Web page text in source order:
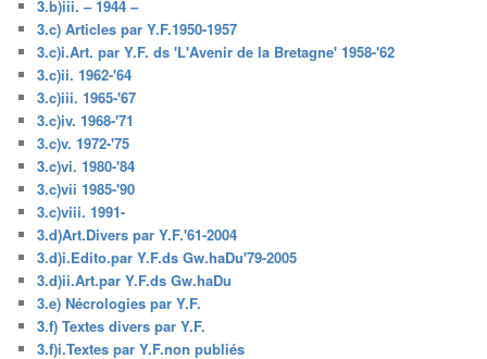
3.b)iii. – 1944 –
3.c) Articles par Y.F.1950-1957
3.c)i.Art. par Y.F. ds 'L'Avenir de la Bretagne' 1958-'62
3.c)ii. 1962-'64
3.c)iii. 1965-'67
3.c)iv. 1968-'71
3.c)v. 1972-'75
3.c)vi. 1980-'84
3.c)vii 1985-'90
3.c)viii. 1991-
3.d)Art.Divers par Y.F.'61-2004
3.d)i.Edito.par Y.F.ds Gw.haDu'79-2005
3.d)ii.Art.par Y.F.ds Gw.haDu
3.e) Nécrologies par Y.F.
3.f) Textes divers par Y.F.
3.f)i.Textes par Y.F.non publiés